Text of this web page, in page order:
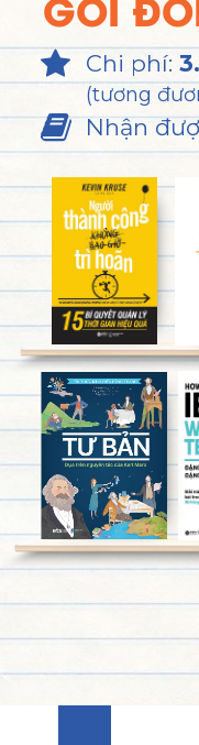
Chi phí:
(tương
Nhận